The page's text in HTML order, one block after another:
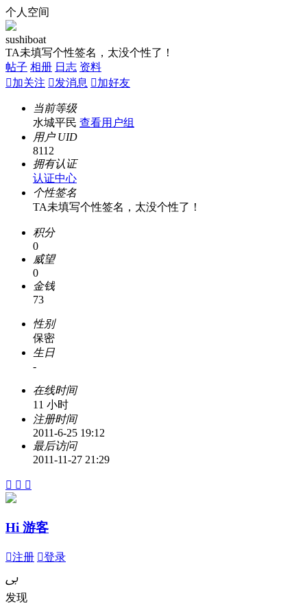
个人空间
sushiboat
TA未填写个性签名，太没个性了！
帖子 相册 日志 资料
加关注 发消息 加好友
当前等级
水城平民 查看用户组
用户 UID
8112
拥有认证
认证中心
个性签名
TA未填写个性签名，太没个性了！
积分
0
威望
0
金钱
73
性别
保密
生日
-
在线时间
11 小时
注册时间
2011-6-25 19:12
最后访问
2011-11-27 21:29
  
Hi 游客
注册 登录
ﰉ
发现